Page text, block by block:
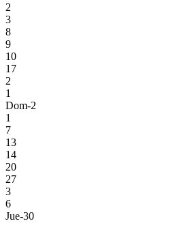
2
3
8
9
10
17
2
1
Dom-2
1
7
13
14
20
27
3
6
Jue-30